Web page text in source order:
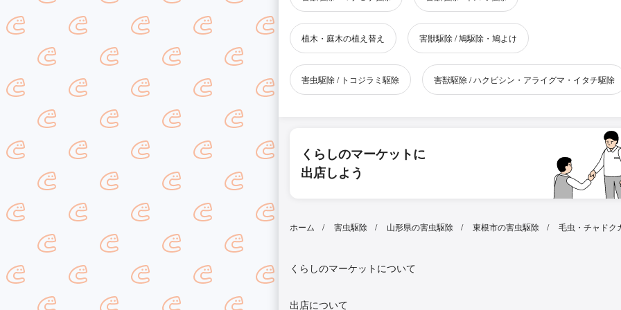
植木・庭木の植え替え 害獣駆除 / 鳩駆除・鳩よけ
害虫駆除 / トコジラミ駆除 害獣駆除 / ハクビシン・アライグマ・イタチ駆除
くらしのマーケットに
出店しよう
ホーム 害虫駆除 山形県の害虫駆除 東根市の害虫駆除 毛虫・チャドク
くらしのマーケットについて
出店について